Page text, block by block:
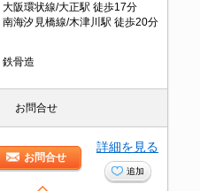
大阪環状線/大正駅 徒歩17分
南海汐見橋線/木津川駅 徒歩20分
鉄骨造
お問合せ
お問合せ
詳細を見る
追加